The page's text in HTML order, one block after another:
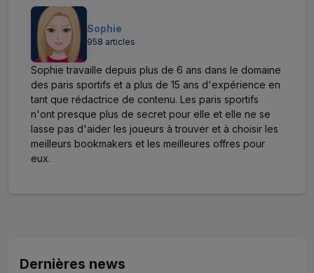
Sophie
958 articles
Sophie travaille depuis plus de 6 ans dans le domaine
des paris sportifs et a plus de 15 ans d'expérience en
tant que rédactrice de contenu. Les paris sportifs
n'ont presque plus de secret pour elle et elle ne se
lasse pas d'aider les joueurs à trouver et à choisir les
meilleurs bookmakers et les meilleures offres pour
eux.
Dernières news